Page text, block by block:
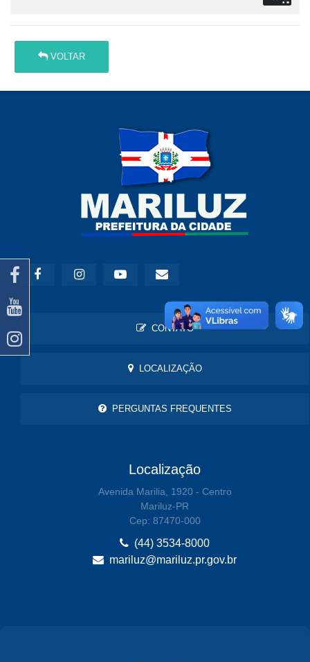
VOLTAR
CONTATO
LOCALIZAÇÃO
PERGUNTAS FREQUENTES
Localização
Avenida Marilia, 1920 - Centro
Mariluz-PR
Cep: 87470-000
(44) 3534-8000
mariluz@mariluz.pr.gov.br